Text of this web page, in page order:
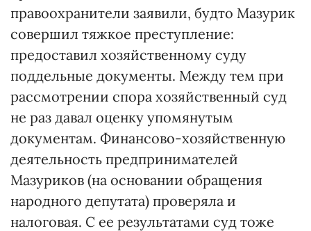
правоохранители заявили, будто Мазурик
совершил тяжкое преступление:
предоставил хозяйственному суду
поддельные документы. Между тем при
рассмотрении спора хозяйственный суд
не раз давал оценку упомянутым
документам. Финансово-хозяйственную
деятельность предпринимателей
Мазуриков (на основании обращения
народного депутата) проверяла и
налоговая. С ее результатами суд тоже